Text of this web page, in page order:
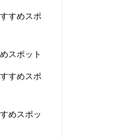
すめスポ
スポット
すめスポ
めスポッ